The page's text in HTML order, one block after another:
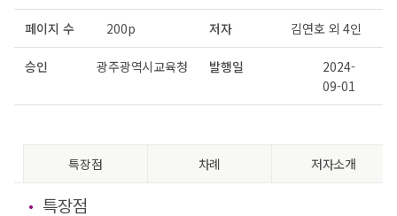
페이지 수 200p 저자 김연호 외 4인
승인 광주광역시교육청 발행일
2024-
09-01
특장점 차례 저자소개
특장점